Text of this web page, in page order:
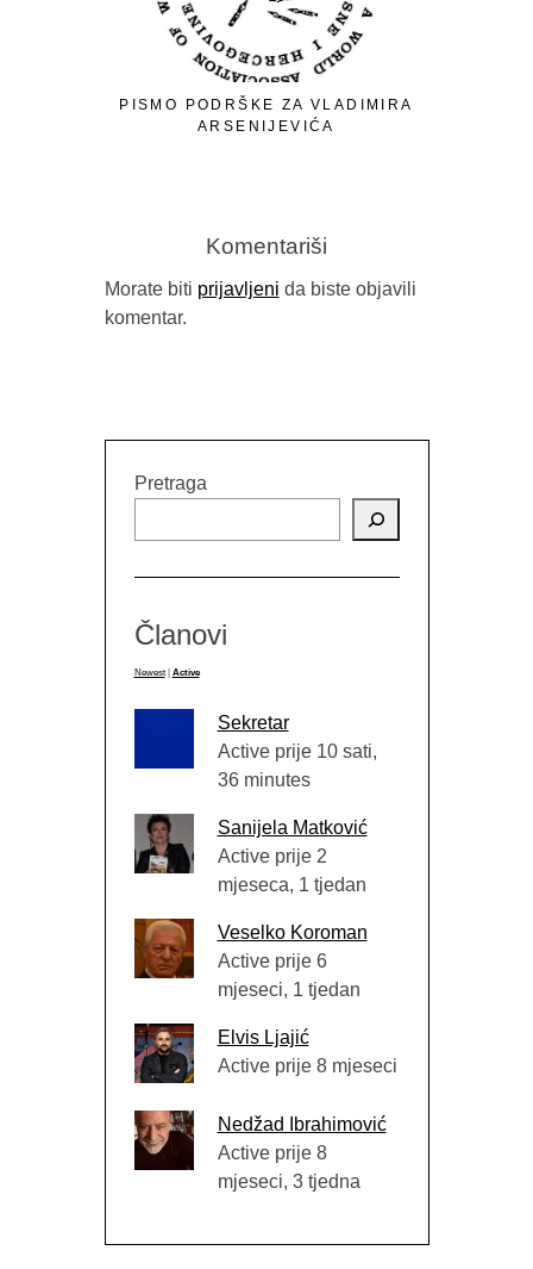
PISMO PODRŠKE ZA VLADIMIRA
ARSENIJEVIĆA
Komentariši
Morate biti prijavljeni da biste objavili
komentar.
Pretraga
Članovi
Newest | Active
Sekretar
Active prije 10 sati,
36 minutes
Sanijela Matković
Active prije 2
mjeseca, 1 tjedan
Veselko Koroman
Active prije 6
mjeseci, 1 tjedan
Elvis Ljajić
Active prije 8 mjeseci
Nedžad Ibrahimović
Active prije 8
mjeseci, 3 tjedna